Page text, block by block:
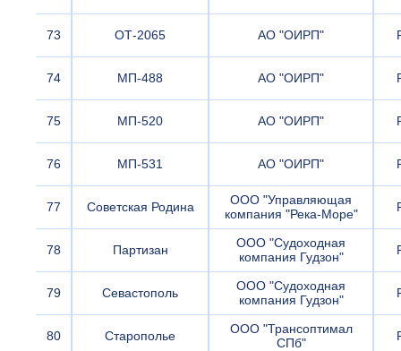
73 ОТ-2065 АО "ОИРП"
74 МП-488 АО "ОИРП"
75 МП-520 АО "ОИРП"
76 МП-531 АО "ОИРП"
77 Советская Родина
ООО "Управляющая
компания "Река-Море"
78 Партизан
ООО "Судоходная
компания Гудзон"
79 Севастополь
ООО "Судоходная
компания Гудзон"
80 Старополье
ООО "Трансоптимал
СПб"